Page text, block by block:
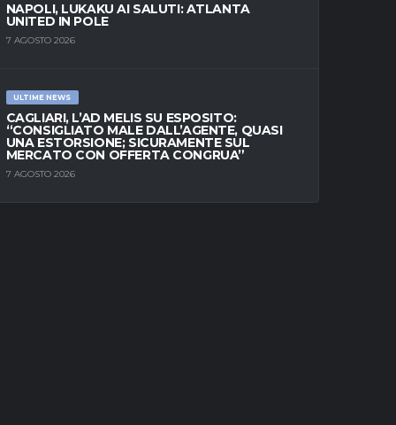
NAPOLI, LUKAKU AI SALUTI: ATLANTA
UNITED IN POLE
7 AGOSTO 2026
ULTIME NEWS
CAGLIARI, L’AD MELIS SU ESPOSITO:
“CONSIGLIATO MALE DALL’AGENTE, QUASI
UNA ESTORSIONE; SICURAMENTE SUL
MERCATO CON OFFERTA CONGRUA”
7 AGOSTO 2026